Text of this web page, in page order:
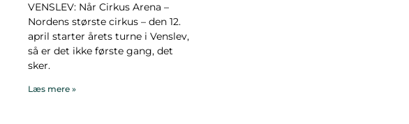
VENSLEV: Når Cirkus Arena –
Nordens største cirkus – den 12.
april starter årets turne i Venslev,
så er det ikke første gang, det
sker.
Læs mere »